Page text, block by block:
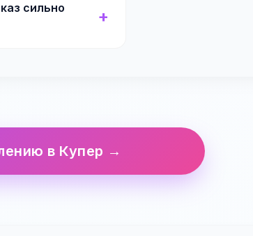
сильно
в Купер →